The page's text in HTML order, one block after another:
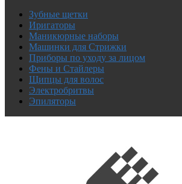
Зубные щетки
Иригаторы
Маникюрные наборы
Машинки для Стрижки
Приборы по уходу за лицом
Фены и Стайлеры
Щипцы для волос
Электробритвы
Эпиляторы